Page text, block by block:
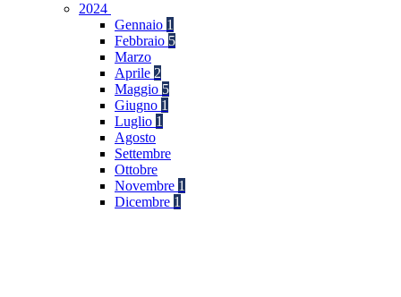
2024
Gennaio 1
Febbraio 5
Marzo
Aprile 2
Maggio 5
Giugno 1
Luglio 1
Agosto
Settembre
Ottobre
Novembre 1
Dicembre 1